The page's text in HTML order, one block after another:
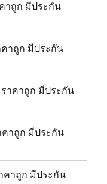
าถูก มีประกัน
าถูก มีประกัน
าคาถูก มีประกัน
คาถูก มีประกัน
คาถูก มีประกัน